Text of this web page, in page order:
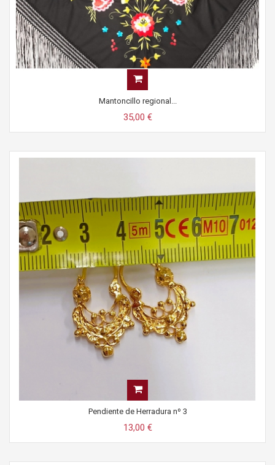
Mantoncillo regional...
35,00 €
Pendiente de Herradura nº 3
13,00 €